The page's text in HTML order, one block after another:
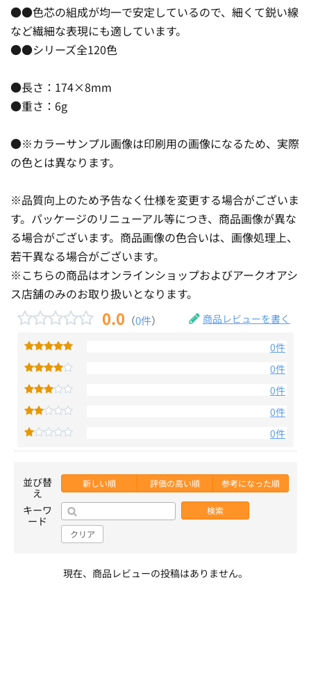
●●色芯の組成が均一で安定しているので、細くて鋭い線
など繊細な表現にも適しています。
●●シリーズ全120色
●長さ：174×8mm
●重さ：6g
●※カラーサンプル画像は印刷用の画像になるため、実際
の色とは異なります。
※品質向上のため予告なく仕様を変更する場合がございま
す。パッケージのリニューアル等につき、商品画像が異な
る場合がございます。商品画像の色合いは、画像処理上、
若干異なる場合がございます。
※こちらの商品はオンラインショップおよびアークオアシ
ス店舗のみのお取り扱いとなります。
0.0 （0件） 商品レビューを書く
0件
0件
0件
0件
0件
並び替
え
新しい順 評価の高い順 参考になった順
キーワ
ード
検索
クリア
現在、商品レビューの投稿はありません。